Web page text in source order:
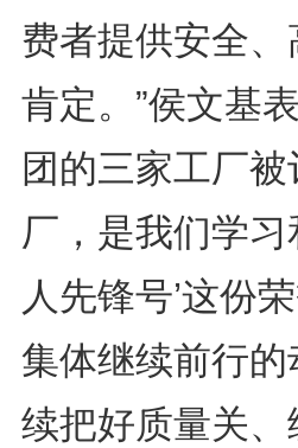
费者提供安全、
肯定。”侯文基
团的三家工厂
厂，是我们学习
人先锋号’这份
集体继续前行
续把好质量关